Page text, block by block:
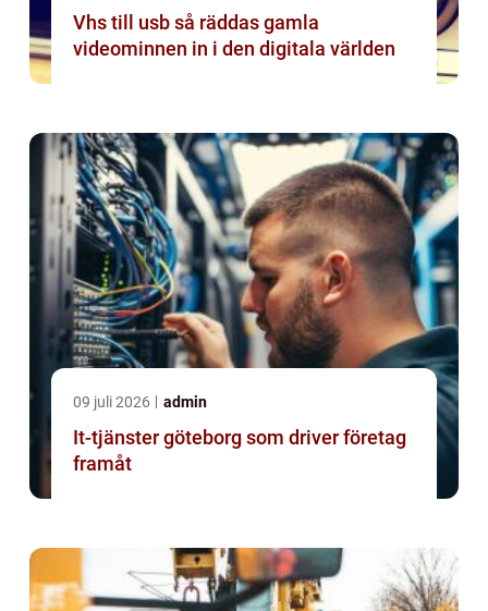
Vhs till usb så räddas gamla
videominnen in i den digitala världen
09 juli 2026 admin
It-tjänster göteborg som driver företag
framåt